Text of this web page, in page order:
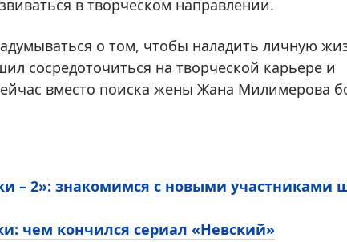
в творческом направлении.
о том, чтобы наладить личную
сосредоточиться на творческой карьере и
вместо поиска жены Жана Милимерова
– 2»: знакомимся с новыми участниками
чем кончился сериал «Невский»